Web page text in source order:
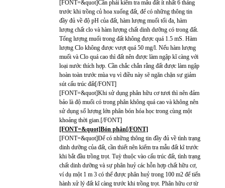
[FONT=&quot]Cần phải kiểm tra mẫu đất ít nhất 6 tháng
trước khi trồng củ hoa xuống đất, để có những thông tin
đầy đủ về độ pH của đất, hàm lượng muối tối đa, hàm
lượng chất clo và hàm lượng chất dinh dưỡng có trong đất.
Tổng lượng muối trong đất không được quá 1.5 mS. Hàm
lượng Clo không được vượt quá 50 mg/l. Nếu hàm lượng
muối và Clo quá cao thì đất nên được làm ngập kĩ càng với
loại nước thích hợp. Cần chắc chắn rằng đất được làm ngập
hoàn toàn trước mùa vụ vì điều này sẽ ngăn chặn sự giảm
sút cấu trúc đất[/FONT]
[FONT=&quot]Khi sử dụng phân hữu cơ tươi thì nên đảm
bảo là độ muối có trong phân không quá cao và không nên
sử dụng số lượng lớn phân bón hóa học trong cùng một
khoảng thời gian.[/FONT]
[FONT=&quot]Bón phân[/FONT]
[FONT=&quot]Để có những thông tin đầy đủ về tình trạng
dinh dưỡng của đất, cần thiết nên kiểm tra mẫu đất kĩ trước
khi bắt đầu trồng trọt. Tuỳ thuộc vào cấu trúc đất, tình trạng
chất dinh dưỡng và sự phân huỷ các hỗn hợp chất hữu cơ,
ví dụ một 1 m 3 có thể được phân huỷ trong 100 m2 để tiến
hành xử lý đất kĩ càng trước khi trồng trọt. Phân hữu cơ từ